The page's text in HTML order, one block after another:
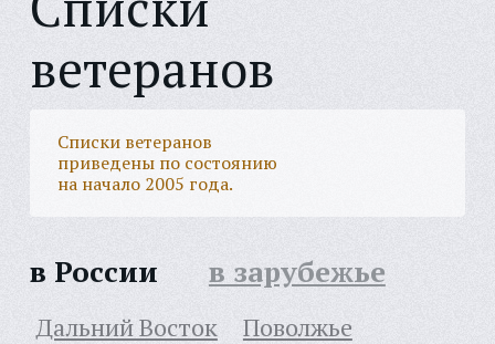
ветеранов
Списки ветеранов
приведены по состоянию
на начало 2005 года.
в России в зарубежье
Дальний Восток
Поволжье